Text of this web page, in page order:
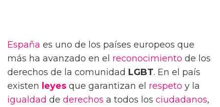
España es uno de los países europeos que
más ha avanzado en el reconocimiento de los
derechos de la comunidad LGBT. En el país
existen leyes que garantizan el respeto y la
igualdad de derechos a todos los ciudadanos,